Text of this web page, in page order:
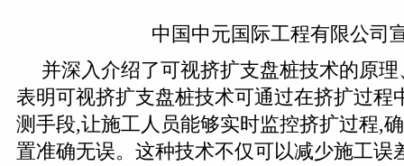
中国中元国际工程有限公司
并深入介绍了可视挤扩支盘桩技术的原
表明可视挤扩支盘桩技术可通过在挤扩过程
测手段,让施工人员能够实时监控挤扩过程,
置准确无误。这种技术不仅可以减少施工误